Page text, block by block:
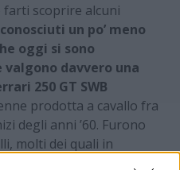
scoprire alcuni
un po’ meno
oggi si sono
davvero una
250 GT SWB
prodotta a cavallo fra
degli anni ’60. Furono
molti dei quali in